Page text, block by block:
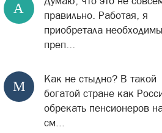
А
правильно. Работая, я
приобретала
преп...
М
Как не стыдно? В такой
богатой стране как
обрекать пенсионеров
см...